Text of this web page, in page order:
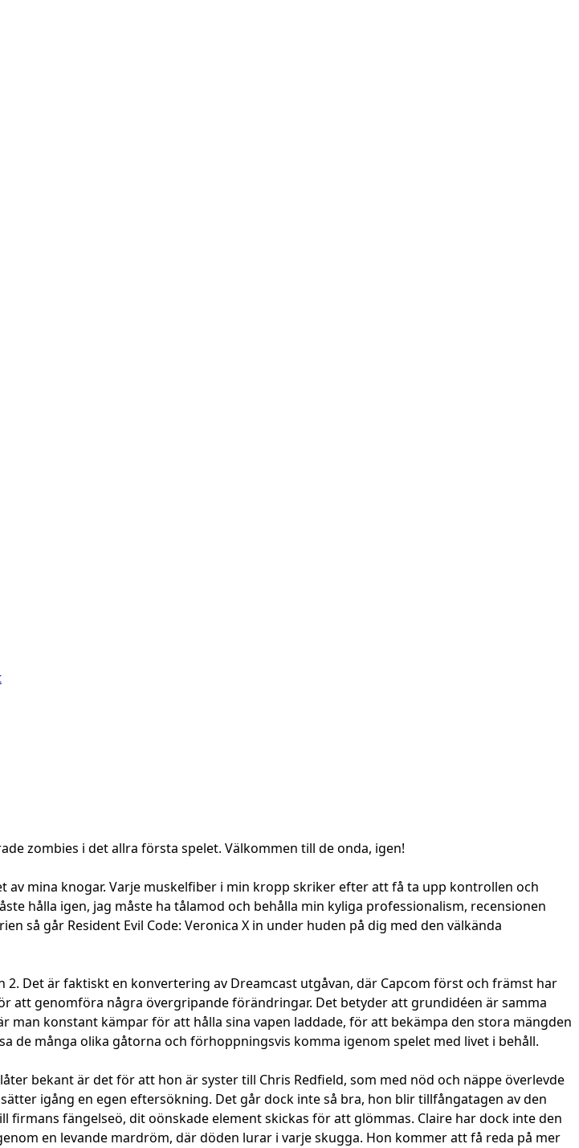
zombies i det allra första spelet. Välkommen till de onda, igen!
av mina knogar. Varje muskelfiber i min kropp skriker efter att få ta upp kontrollen och
hålla igen, jag måste ha tålamod och behålla min kyliga professionalism, recensionen
så går Resident Evil Code: Veronica X in under huden på dig med den välkända
Det är faktiskt en konvertering av Dreamcast utgåvan, där Capcom först och främst har
att genomföra några övergripande förändringar. Det betyder att grundidéen är samma
konstant kämpar för att hålla sina vapen laddade, för att bekämpa den stora mängden
de många olika gåtorna och förhoppningsvis komma igenom spelet med livet i behåll.
bekant är det för att hon är syster till Chris Redfield, som med nöd och näppe överlevde
igång en egen eftersökning. Det går dock inte så bra, hon blir tillfångatagen av den
fängelseö, dit oönskade element skickas för att glömmas. Claire har dock inte den
en levande mardröm, där döden lurar i varje skugga. Hon kommer att få reda på mer